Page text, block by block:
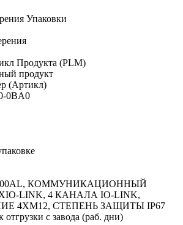
Упаковки
Продукта (PLM)
продукт
(Артикл)
0BA0
200AL, КОММУНИКАЦИОННЫЙ
LINK, 4 КАНАЛА IO-LINK,
4XM12, СТЕПЕНЬ ЗАЩИТЫ IP67
с завода (раб. дни)